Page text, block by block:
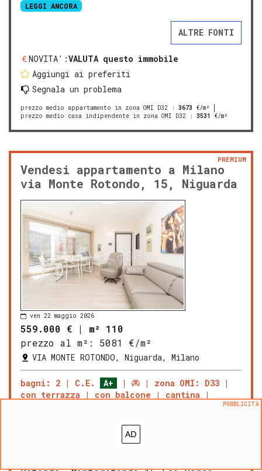
LEGGI ANCORA
ALTRE FONTI
NOVITA':VALUTA questo immobile
Aggiungi ai preferiti
Segnala un problema
prezzo medio appartamento in zona OMI D32 : 3673 €/m²
prezzo medio casa indipendente in zona OMI D32 : 3531 €/m²
Vendesi appartamento a Milano
via Monte Rotondo, 15, Niguarda
PREMIUM
ven 22 maggio 2026
559.000 € | m² 110
prezzo al m²:
5081 €/m²
VIA MONTE ROTONDO, Niguarda, Milano
bagni: 2 C.E. A+
zona OMI: D33
con terrazza
con balcone cantina
vendita splendido trilocale con
terrazzo e doppi servizi!
PUBBLICITÀ